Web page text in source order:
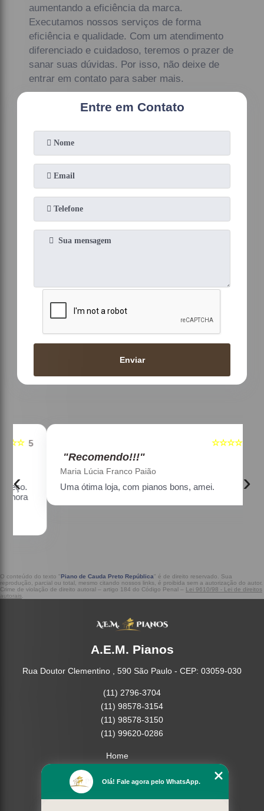
aumentando a eficiência da marca.
Executamos nossos serviços de forma
eficiência e qualidade. Com um atendimento
diferenciado e cuidadoso, teremos o prazer de
sanar suas dúvidas. Por isso, não deixe de
entrar em contato para saber mais.
Entre em Contato
Enviar
5
☆☆☆☆☆
"Recomendo!!!"
Maria Lúcia Franco Paião
Uma ótima loja, com pianos bons, amei.
‹ ›
O conteúdo do texto "Piano de Cauda Preto República" é de direito reservado. Sua
reprodução, parcial ou total, mesmo citando nossos links, é proibida sem a autorização do autor.
Crime de violação de direito autoral – artigo 184 do Código Penal – Lei 9610/98 - Lei de direitos
autorais
A.E.M. Pianos
Rua Doutor Clementino , 590 São Paulo - CEP: 03059-030
(11) 2796-3704
(11) 98578-3154
(11) 98578-3150
(11) 99620-0286
Home
Missão
Olá! Fale agora pelo WhatsApp.